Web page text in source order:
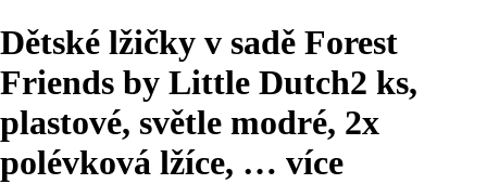
Dětské lžičky v sadě Forest
Friends by Little Dutch2 ks,
plastové, světle modré, 2x
polévková lžíce, … více